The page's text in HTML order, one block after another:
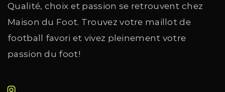
Qualité, choix et passion se retrouvent chez
Maison du Foot. Trouvez votre maillot de
football favori et vivez pleinement votre
passion du foot!